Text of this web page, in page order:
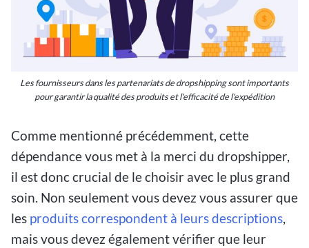
Les fournisseurs dans les partenariats de dropshipping sont importants
pour garantir la qualité des produits et l'efficacité de l'expédition
Comme mentionné précédemment, cette
dépendance vous met à la merci du dropshipper,
il est donc crucial de le choisir avec le plus grand
soin. Non seulement vous devez vous assurer que
les produits correspondent à leurs descriptions,
mais vous devez également vérifier que leur